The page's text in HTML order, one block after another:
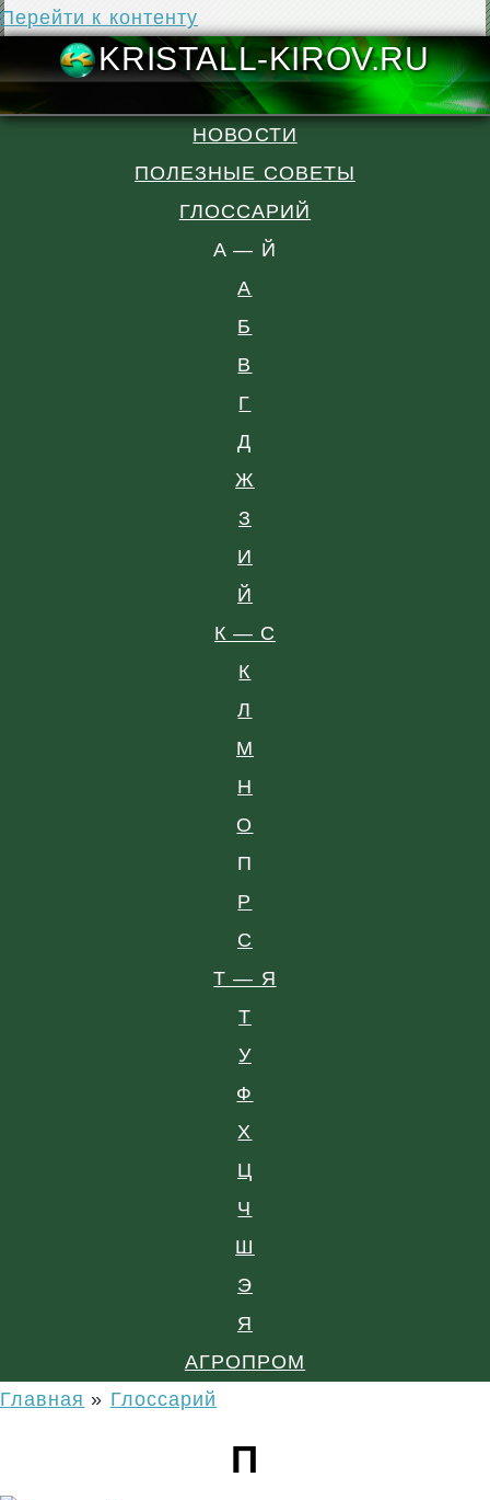
Перейти к контенту
KRISTALL-
НОВОСТИ
ПОЛЕЗНЫЕ СОВЕТЫ
ГЛОССАРИЙ
A — Й
А
Б
В
Г
Д
Ж
З
И
Й
К — С
К
Л
М
Н
О
П
Р
С
Т — Я
Т
У
Ф
Х
Ц
Ч
Ш
Э
Я
АГРОПРОМ
Главная » Глоссарий
П